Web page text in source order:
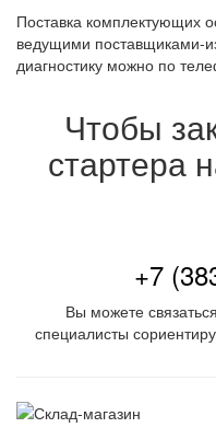
Поставка комплектующих
ведущими поставщиками-
диагностику можно по
Чтобы
стартера
+7
Вы можете
специалисты